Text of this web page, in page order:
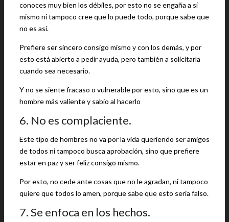
conoces muy bien los débiles, por esto no se engaña a sí
mismo ni tampoco cree que lo puede todo, porque sabe que
no es así.
Prefiere ser sincero consigo mismo y con los demás, y por
esto está abierto a pedir ayuda, pero también a solicitarla
cuando sea necesario.
Y no se siente fracaso o vulnerable por esto, sino que es un
hombre más valiente y sabio al hacerlo
6. No es complaciente.
Este tipo de hombres no va por la vida queriendo ser amigos
de todos ni tampoco busca aprobación, sino que prefiere
estar en paz y ser feliz consigo mismo.
Por esto, no cede ante cosas que no le agradan, ni tampoco
quiere que todos lo amen, porque sabe que esto sería falso.
7. Se enfoca en los hechos.